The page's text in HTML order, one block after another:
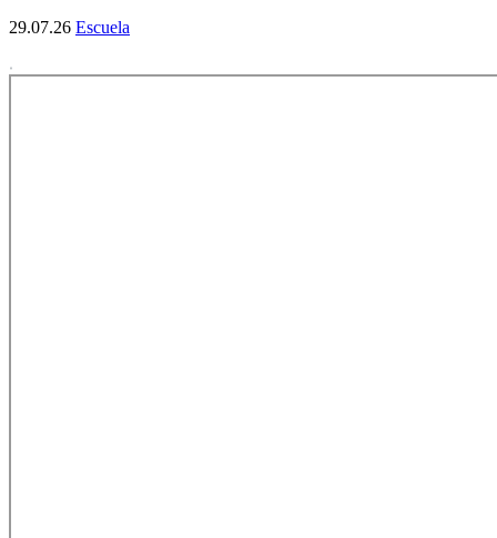
29.07.26 Escuela